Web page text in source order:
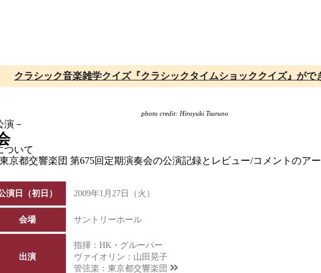
演－
ついて
クラシック音楽雑学クイズ『クラシックタイムショッククイズ』がで
photo credit: Hiroyuki Tsuruno
京都交響楽団 第675回定期演奏会の公演記録とレビュー/コメントのア
演日（初日） 2009年1月27日（火）
会場 サントリーホール
出演
指揮：HK・グルーバー
ヴァイオリン：山田晃子
管弦楽： 東京都交響楽団